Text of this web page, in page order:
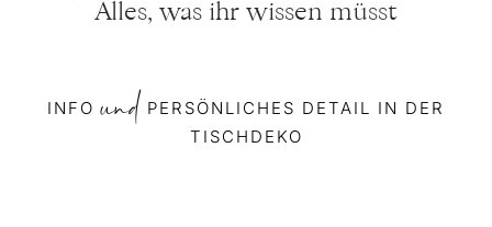
Alles, was ihr wissen müsst
INFOund PERSÖNLICHES DETAIL IN DER
TISCHDEKO